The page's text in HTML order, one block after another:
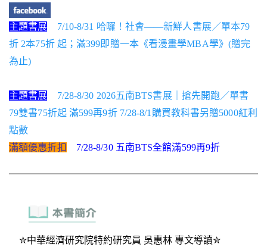
主題書展
7/10-8/31 哈囉！社會——新鮮人書展／單本79
折 2本75折 起；滿399即贈一本《看漫畫學MBA學》(贈完
為止)
主題書展
7/28-8/30 2026五南BTS書展｜搶先開跑／單書
79雙書75折起 滿599再9折 7/28-8/1購買教科書另贈5000紅利
點數
滿額優惠折扣
7/28-8/30 五南BTS全館滿599再9折